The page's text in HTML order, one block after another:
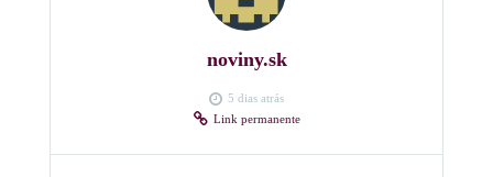
noviny.sk
5 dias atrás
Link permanente